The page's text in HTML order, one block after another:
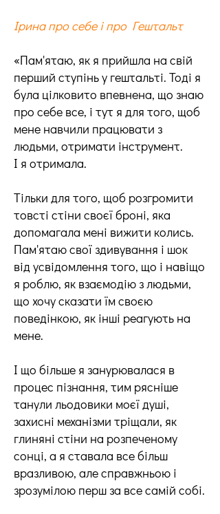
Ірина про себе і про Гештальт
«Пам'ятаю, як я прийшла на свій
перший ступінь у гештальті. Тоді я
була цілковито впевнена, що знаю
про себе все, і тут я для того, щоб
мене навчили працювати з
людьми, отримати інструмент.
І я отримала.
Тільки для того, щоб розгромити
товсті стіни своєї броні, яка
допомагала мені вижити колись.
Пам'ятаю свої здивування і шок
від усвідомлення того, що і навіщо
я роблю, як взаємодію з людьми,
що хочу сказати їм своєю
поведінкою, як інші реагують на
мене.
І що більше я занурювалася в
процес пізнання, тим рясніше
танули льодовики моєї душі,
захисні механізми тріщали, як
глиняні стіни на розпеченому
сонці, а я ставала все більш
вразливою, але справжньою і
зрозумілою перш за все самій собі.